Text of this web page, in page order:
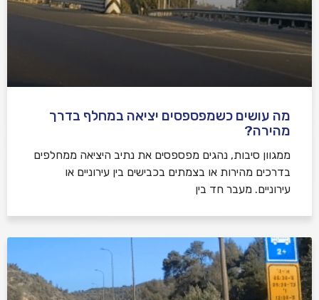
מה עושים כשמפספסים יציאה במחלף בדרך
מהירה?
ממגוון סיבות, נהגים מפספסים את נתיב היציאה ממחלפים
בדרכים מהירות או בצמתים בכבישים בין עירוניים או
עירוניים. מעבר חד בין